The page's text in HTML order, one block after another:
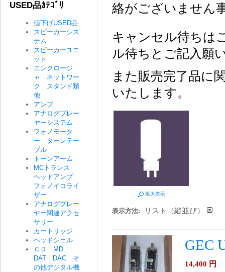
絡がございません
キャンセル待ち
ル待ちとご記入願
また販売完了品に
いたします。
拡大表示
表示方法: リスト（縦並び）
GEC
14,400 円
USED品ｶﾃｺﾞﾘ
値下げUSED品
スピーカーシス
テム
スピーカーユニ
ット
エンクロージ
ャ ネットワー
ク スタンド類
他
アンプ
アナログプレー
ヤーシステム
フォノモータ
ー ターンテー
ブル
トーンアーム
MCトランス
ヘッドアンプ
フォノイコライ
ザー
アナログプレー
ヤー関連アクセ
サリー
カートリッジ
ヘッドシェル
ＣＤ MD
DAT DAC そ
の他デジタル機